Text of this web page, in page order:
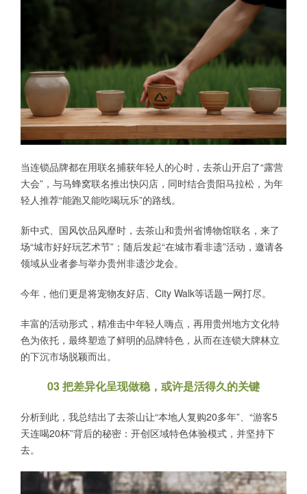
当连锁品牌都在用联名捕获年轻人的心时，去茶山开启了“露营
大会”，与马蜂窝联名推出快闪店，同时结合贵阳马拉松，为年
轻人推荐“能跑又能吃喝玩乐”的路线。
新中式、国风饮品风靡时，去茶山和贵州省博物馆联名，来了
场“城市好好玩艺术节”；随后发起“在城市看非遗”活动，邀请各
领域从业者参与举办贵州非遗沙龙会。
今年，他们更是将宠物友好店、City Walk等话题一网打尽。
丰富的活动形式，精准击中年轻人嗨点，再用贵州地方文化特
色为依托，最终塑造了鲜明的品牌特色，从而在连锁大牌林立
的下沉市场脱颖而出。
03 把差异化呈现做稳，或许是活得久的关键
分析到此，我总结出了去茶山让“本地人复购20多年”、“游客5
天连喝20杯”背后的秘密：开创区域特色体验模式，并坚持下
去。